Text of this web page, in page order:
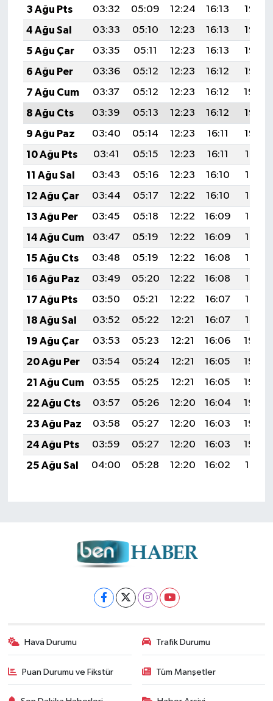
3 Ağu Pts
03:32 05:09 12:24 16:13
19:28
4 Ağu Sal
03:33 05:10 12:23 16:13
19:27
5 Ağu Çar
03:35 05:11 12:23 16:13
19:26
6 Ağu Per
03:36 05:12 12:23 16:12
19:25
7 Ağu Cum
03:37 05:12 12:23 16:12
19:24
8 Ağu Cts
03:39 05:13 12:23 16:12
19:23
9 Ağu Paz
03:40 05:14 12:23 16:11
19:22
10 Ağu Pts
03:41 05:15 12:23 16:11
19:21
11 Ağu Sal
03:43 05:16 12:23 16:10
19:19
12 Ağu Çar
03:44 05:17 12:22 16:10
19:18
13 Ağu Per
03:45 05:18 12:22 16:09
19:17
14 Ağu Cum
03:47 05:19 12:22 16:09
19:16
15 Ağu Cts
03:48 05:19 12:22 16:08
19:14
16 Ağu Paz
03:49 05:20 12:22 16:08
19:13
17 Ağu Pts
03:50 05:21 12:22 16:07
19:12
18 Ağu Sal
03:52 05:22 12:21 16:07
19:10
19 Ağu Çar
03:53 05:23 12:21 16:06
19:09
20 Ağu Per
03:54 05:24 12:21 16:05
19:08
21 Ağu Cum
03:55 05:25 12:21 16:05
19:06
22 Ağu Cts
03:57 05:26 12:20 16:04
19:05
23 Ağu Paz
03:58 05:27 12:20 16:03
19:04
24 Ağu Pts
03:59 05:27 12:20 16:03
19:02
25 Ağu Sal
04:00 05:28 12:20 16:02 19:01
Hava Durumu Trafik Durumu
Puan Durumu ve Fikstür Tüm Manşetler